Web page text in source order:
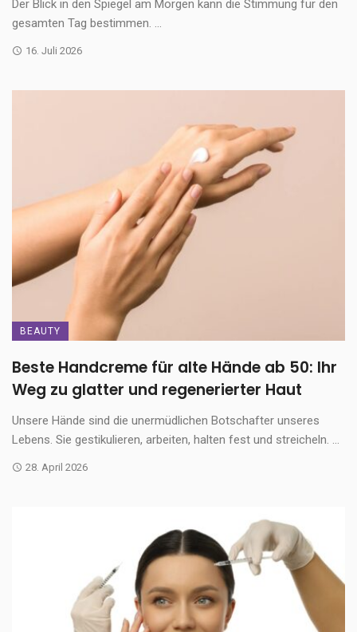
Der Blick in den Spiegel am Morgen kann die Stimmung für den
gesamten Tag bestimmen. ...
16. Juli 2026
BEAUTY
Beste Handcreme für alte Hände ab 50: Ihr
Weg zu glatter und regenerierter Haut
Unsere Hände sind die unermüdlichen Botschafter unseres
Lebens. Sie gestikulieren, arbeiten, halten fest und streicheln. ...
28. April 2026